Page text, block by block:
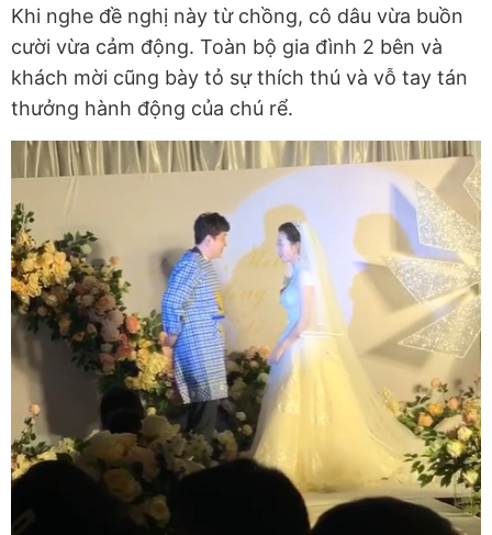
Khi nghe đề nghị này từ chồng, cô dâu vừa buồn
cười vừa cảm động. Toàn bộ gia đình 2 bên và
khách mời cũng bày tỏ sự thích thú và vỗ tay tán
thưởng hành động của chú rể.